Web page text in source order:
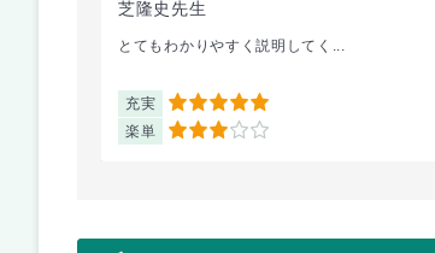
芝隆史先生
とてもわかりやすく説明してく...
充実 5
楽単 3